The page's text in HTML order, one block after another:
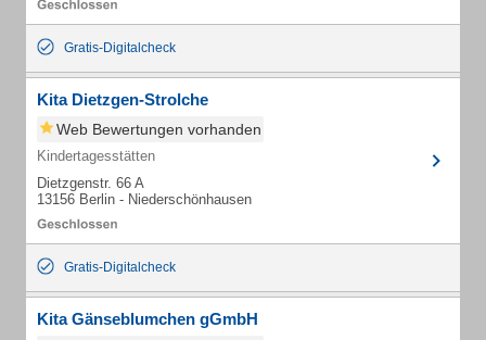
Gratis-Digitalcheck
Kita Dietzgen-Strolche
Web Bewertungen vorhanden
Kindertagesstätten
Dietzgenstr. 66 A
13156 Berlin - Niederschönhausen
Gratis-Digitalcheck
Kita Gänseblumchen gGmbH